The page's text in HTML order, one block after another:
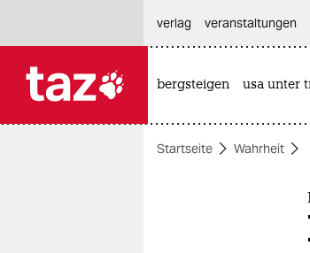
themen
verlag
veranstaltungen
bergsteigen usa unter
Startseite Wahrheit